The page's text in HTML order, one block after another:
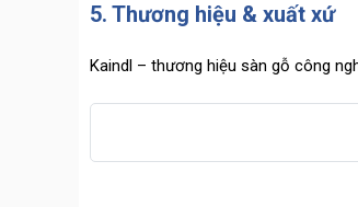
5. Thương hiệu & xuất xứ
Kaindl – thương hiệu sàn gỗ công